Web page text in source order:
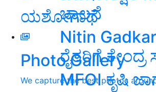
ಯಶೋಗಾಥೆ
Photo Gallery
We capture the best photos
ಚಾಲನೆ
Nitin
ರೈತರಿಗೆ
MFOI ಕೃಷಿ